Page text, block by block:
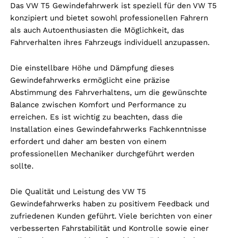
Das VW T5 Gewindefahrwerk ist speziell für den VW T5
konzipiert und bietet sowohl professionellen Fahrern
als auch Autoenthusiasten die Möglichkeit, das
Fahrverhalten ihres Fahrzeugs individuell anzupassen.
Die einstellbare Höhe und Dämpfung dieses
Gewindefahrwerks ermöglicht eine präzise
Abstimmung des Fahrverhaltens, um die gewünschte
Balance zwischen Komfort und Performance zu
erreichen. Es ist wichtig zu beachten, dass die
Installation eines Gewindefahrwerks Fachkenntnisse
erfordert und daher am besten von einem
professionellen Mechaniker durchgeführt werden
sollte.
Die Qualität und Leistung des VW T5
Gewindefahrwerks haben zu positivem Feedback und
zufriedenen Kunden geführt. Viele berichten von einer
verbesserten Fahrstabilität und Kontrolle sowie einer